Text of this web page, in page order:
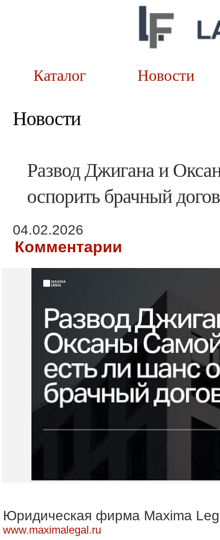
Каталог
Новости
Развод Джигана и
оспорить брачный
04.02.2026
Комментарии
Юридическая фирма Maxima
www.maximalegal.ru